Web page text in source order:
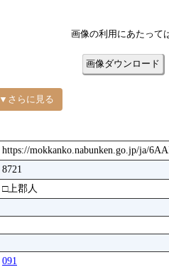
▼さらに見る
画像の利用にあたって
画像ダウンロード
https://mokkanko.nabunken.go.jp/ja/
8721
□上郡人
091